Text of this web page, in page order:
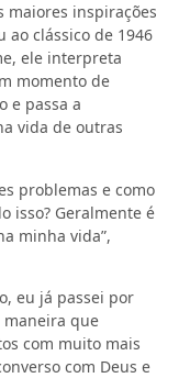
maiores inspirações
ao clássico de 1946
ele interpreta
momento de
e passa a
vida de outras
problemas e como
isso? Geralmente é
minha vida”,
eu já passei por
maneira que
com muito mais
com Deus e